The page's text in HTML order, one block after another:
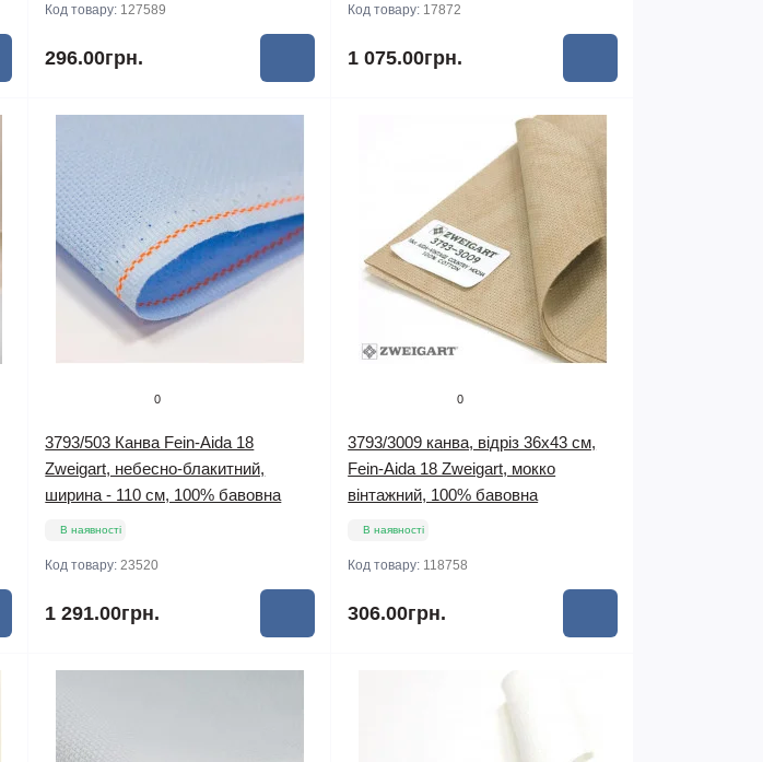
Код товару: 127589
296.00грн.
Код товару: 17872
1 075.00грн.
0
3793/503 Канва Fein-Aida 18
Zweigart, небесно-блакитний,
ширина - 110 см, 100% бавовна
В наявності
Код товару:23520
1 291.00грн.
0
3793/3009 канва, відріз 36x43 см,
Fein-Aida 18 Zweigart, мокко
вінтажний, 100% бавовна
В наявності
Код товару: 118758
306.00грн.